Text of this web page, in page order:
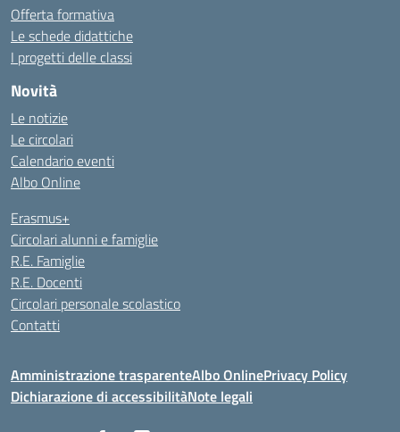
Offerta formativa
Le schede didattiche
I progetti delle classi
Novità
Le notizie
Le circolari
Calendario eventi
Albo Online
Erasmus+
Circolari alunni e famiglie
R.E. Famiglie
R.E. Docenti
Circolari personale scolastico
Contatti
Amministrazione trasparenteAlbo OnlinePrivacy Policy
Dichiarazione di accessibilitàNote legali